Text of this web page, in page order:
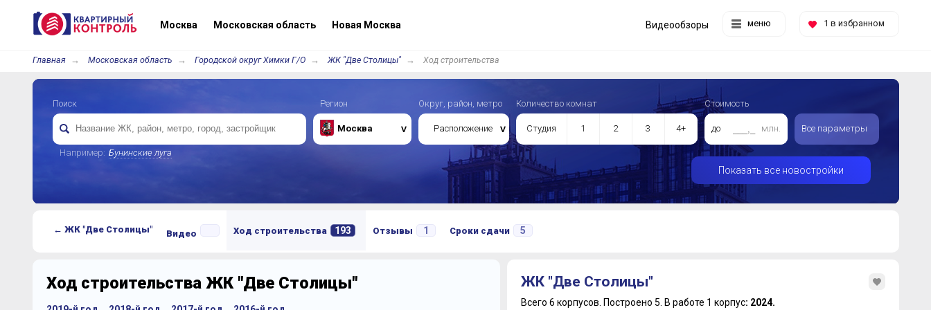
Москва Московская область Новая Москва меню 1 в избранном
Видеообзоры
Главная Московская область Городской округ Химки Г/О ЖК "Две Столицы" Ход строительства
Поиск
Например: Бунинские луга
Регион
Москва
Округ, район, метро
Расположение
Количество комнат
Студия 1 2 3 4+
Стоимость
до млн. Все параметры
Показать все новостройки
← ЖК "Две Столицы" Видео Ход строительства 193 Отзывы 1 Сроки сдачи 5
Ход строительства ЖК "Две Столицы" ЖК "Две Столицы"
Всего 6 корпусов. Построено 5. В работе 1 корпус: 2024.